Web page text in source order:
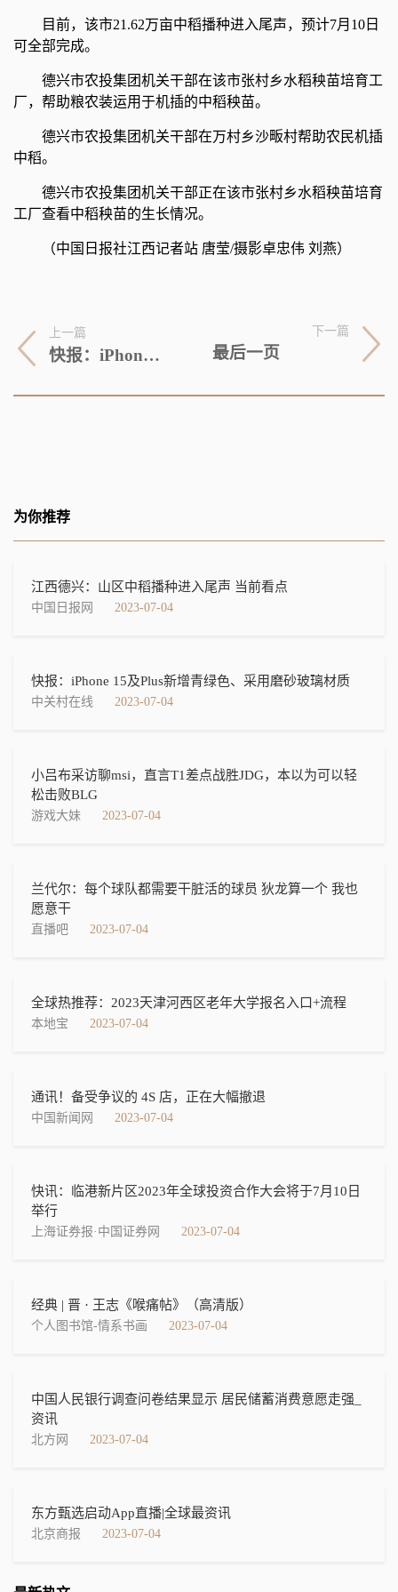
目前，该市21.62万亩中稻播种进入尾声，预计7月10日
可全部完成。
德兴市农投集团机关干部在该市张村乡水稻秧苗培育工
厂，帮助粮农装运用于机插的中稻秧苗。
德兴市农投集团机关干部在万村乡沙畈村帮助农民机插
中稻。
德兴市农投集团机关干部正在该市张村乡水稻秧苗培育
工厂查看中稻秧苗的生长情况。
（中国日报社江西记者站 唐莹/摄影卓忠伟 刘燕）
上一篇
快报：iPhone 15及Plus新增青绿色、采用磨砂玻璃材质
下一篇
最后一页
为你推荐
江西德兴：山区中稻播种进入尾声 当前看点
中国日报网 2023-07-04
快报：iPhone 15及Plus新增青绿色、采用磨砂玻璃材质
中关村在线 2023-07-04
小吕布采访聊msi，直言T1差点战胜JDG，本以为可以轻
松击败BLG
游戏大妹 2023-07-04
兰代尔：每个球队都需要干脏活的球员 狄龙算一个 我也
愿意干
直播吧 2023-07-04
全球热推荐：2023天津河西区老年大学报名入口+流程
本地宝 2023-07-04
通讯！备受争议的 4S 店，正在大幅撤退
中国新闻网 2023-07-04
快讯：临港新片区2023年全球投资合作大会将于7月10日
举行
上海证券报·中国证券网 2023-07-04
经典 | 晋 · 王志《喉痛帖》​（高清版）
个人图书馆-情系书画 2023-07-04
中国人民银行调查问卷结果显示 居民储蓄消费意愿走强_
资讯
北方网 2023-07-04
东方甄选启动App直播|全球最资讯
北京商报 2023-07-04